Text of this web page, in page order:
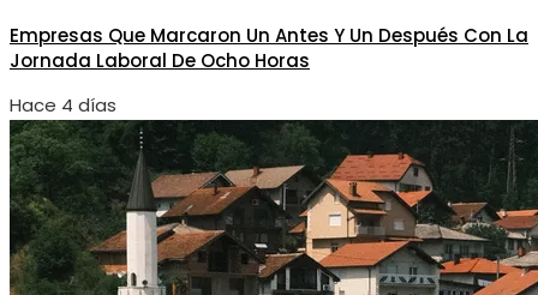
Empresas Que Marcaron Un Antes Y Un Después Con La
Jornada Laboral De Ocho Horas
Hace 4 días